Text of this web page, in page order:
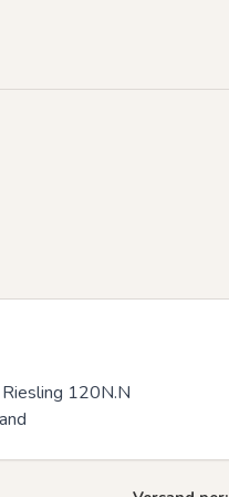
120N.N